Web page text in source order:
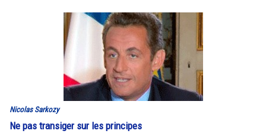
Nicolas Sarkozy
Ne pas transiger sur les principes